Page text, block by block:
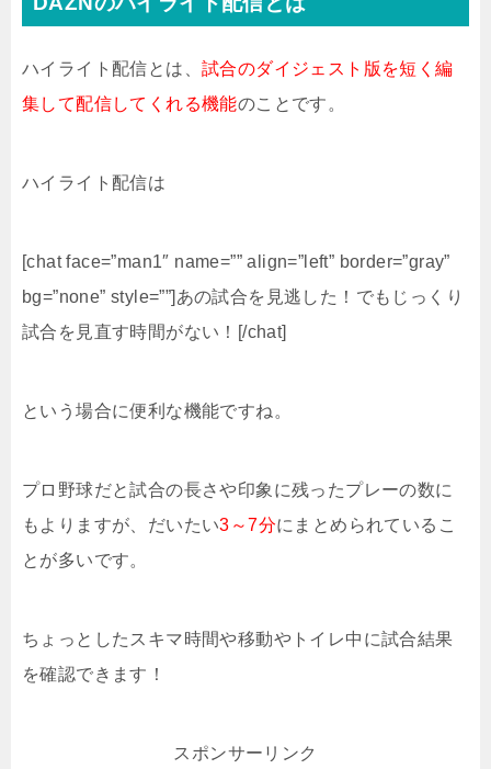
ハイライト配信とは、 試合のダイジェスト版を短く編
集して配信してくれる機能のことです。
ハイライト配信は
[chat face=”man1″ name=”” align=”left” border=”gray”
bg=”none” style=””]あの試合を見逃した！でもじっくり
試合を見直す時間がない！[/chat]
という場合に便利な機能ですね。
プロ野球だと試合の長さや印象に残ったプレーの数に
もよりますが、だいたい3～7分にまとめられているこ
とが多いです。
ちょっとしたスキマ時間や移動やトイレ中に試合結果
を確認できます！
スポンサーリンク